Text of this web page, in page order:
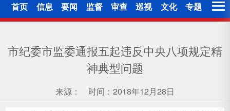
首页 信息 要闻 监督 审查 巡视 文化 专题
市纪委市监委通报五起违反中央八项规定精
神典型问题
来源： 时间：2018年12月28日